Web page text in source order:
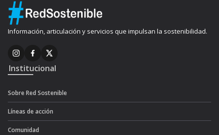
Información, articulación y servicios que impulsan la sostenibilidad.
Institucional
Sobre Red Sostenible
Líneas de acción
Comunidad